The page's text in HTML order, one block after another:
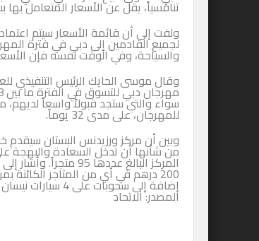
تنافسياً، يقل عن الأسعار المتعامل بها
ولفت إلى أن قائمة الأسعار سيتم
لجميع القادمين إلى دبي في فترة
والسياحة، وفي الوقت نفسه فإن
وقال موسى الحايك الرئيس التنفيذي
سواء والتي ستجد قبولاً واسعاً لديهم،
للمهرجان، على مدى 32 يوماً.
وبين أن مركز ورزيدنس البستان سيقدم
من شأنها أن تدخل السعادة والبهجة
المركز البالغ
200 درهم في أي من المتاجر
إضافة إلى سحوبات على 4 سيارات نيسان كل أسبوع، يفوز بها 4 متسوقين.
المصدر: الاتحاد